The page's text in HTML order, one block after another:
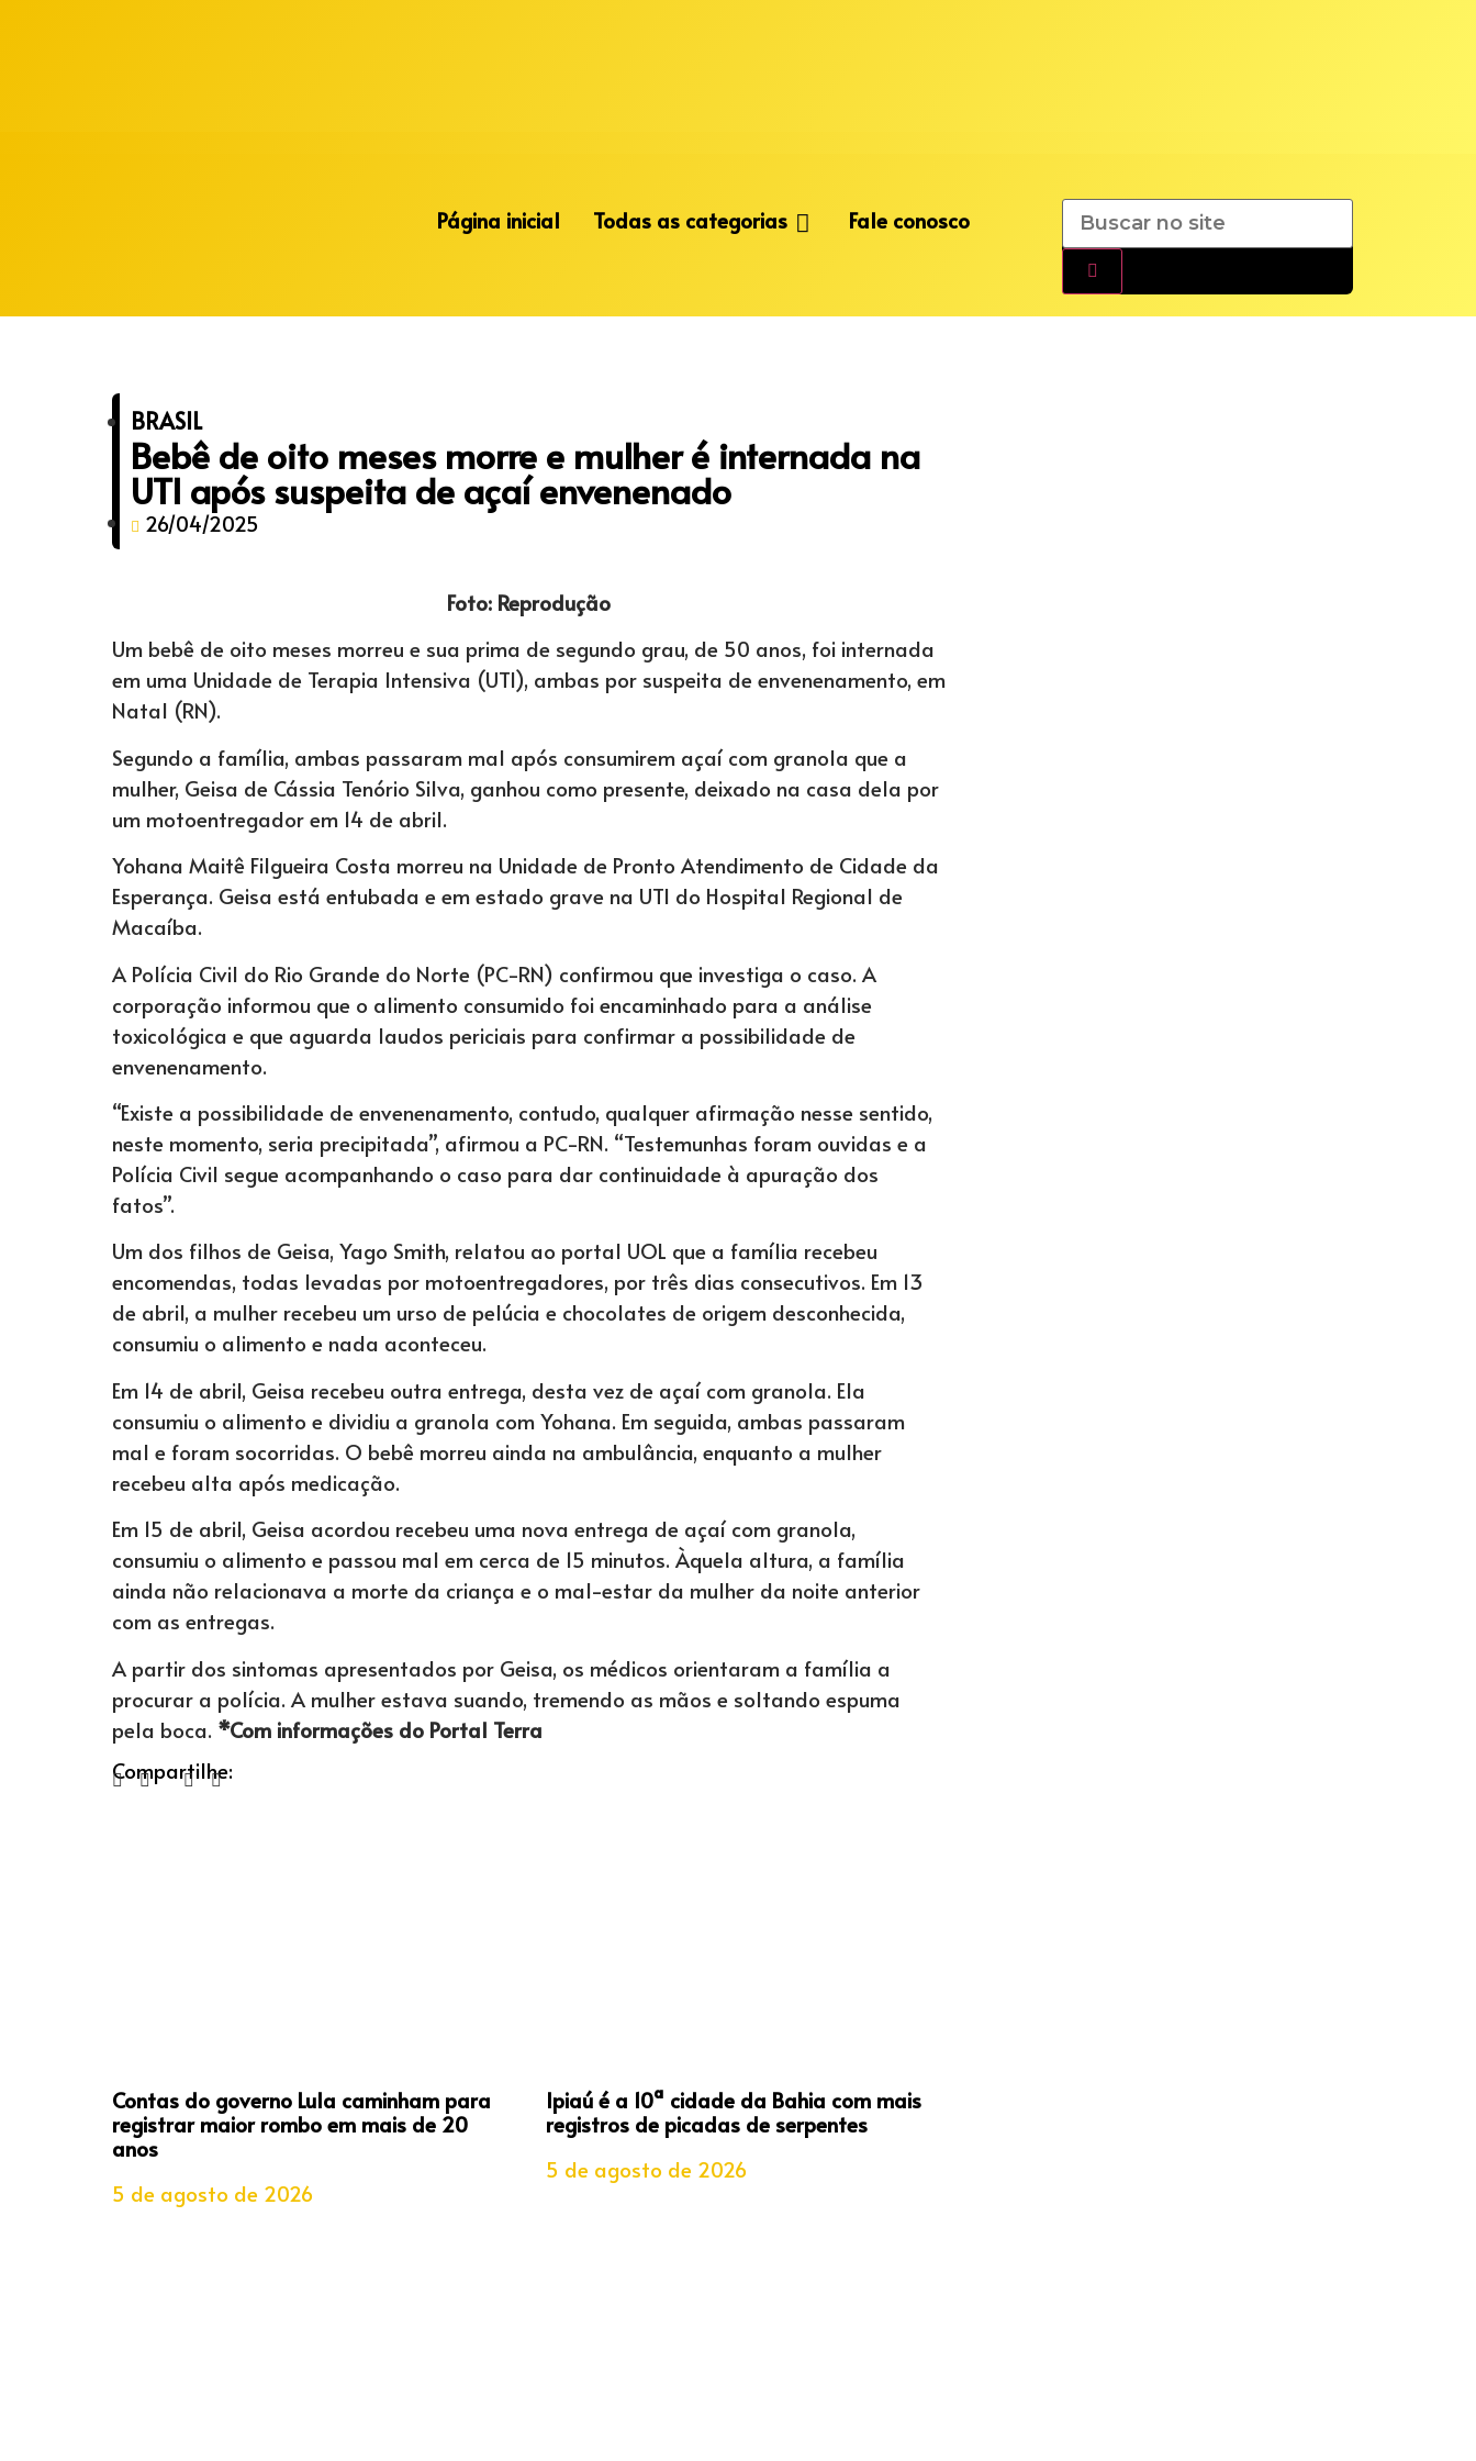
Página inicial Todas as categorias Fale conosco
BRASIL
Bebê de oito meses morre e mulher é internada na
UTI após suspeita de açaí envenenado
26/04/2025
Foto: Reprodução
Um bebê de oito meses morreu e sua prima de segundo grau, de 50 anos, foi internada
em uma Unidade de Terapia Intensiva (UTI), ambas por suspeita de envenenamento, em
Natal (RN).
Segundo a família, ambas passaram mal após consumirem açaí com granola que a
mulher, Geisa de Cássia Tenório Silva, ganhou como presente, deixado na casa dela por
um motoentregador em 14 de abril.
Yohana Maitê Filgueira Costa morreu na Unidade de Pronto Atendimento de Cidade da
Esperança. Geisa está entubada e em estado grave na UTI do Hospital Regional de
Macaíba.
A Polícia Civil do Rio Grande do Norte (PC-RN) confirmou que investiga o caso. A
corporação informou que o alimento consumido foi encaminhado para a análise
toxicológica e que aguarda laudos periciais para confirmar a possibilidade de
envenenamento.
“Existe a possibilidade de envenenamento, contudo, qualquer afirmação nesse sentido,
neste momento, seria precipitada”, afirmou a PC-RN. “Testemunhas foram ouvidas e a
Polícia Civil segue acompanhando o caso para dar continuidade à apuração dos
fatos”.
Um dos filhos de Geisa, Yago Smith, relatou ao portal UOL que a família recebeu
encomendas, todas levadas por motoentregadores, por três dias consecutivos. Em 13
de abril, a mulher recebeu um urso de pelúcia e chocolates de origem desconhecida,
consumiu o alimento e nada aconteceu.
Em 14 de abril, Geisa recebeu outra entrega, desta vez de açaí com granola. Ela
consumiu o alimento e dividiu a granola com Yohana. Em seguida, ambas passaram
mal e foram socorridas. O bebê morreu ainda na ambulância, enquanto a mulher
recebeu alta após medicação.
Em 15 de abril, Geisa acordou recebeu uma nova entrega de açaí com granola,
consumiu o alimento e passou mal em cerca de 15 minutos. Àquela altura, a família
ainda não relacionava a morte da criança e o mal-estar da mulher da noite anterior
com as entregas.
A partir dos sintomas apresentados por Geisa, os médicos orientaram a família a
procurar a polícia. A mulher estava suando, tremendo as mãos e soltando espuma
pela boca. *Com informações do Portal Terra
Compartilhe:
Contas do governo Lula caminham para
registrar maior rombo em mais de 20
anos
5 de agosto de 2026
Ipiaú é a 10ª cidade da Bahia com mais
registros de picadas de serpentes
5 de agosto de 2026